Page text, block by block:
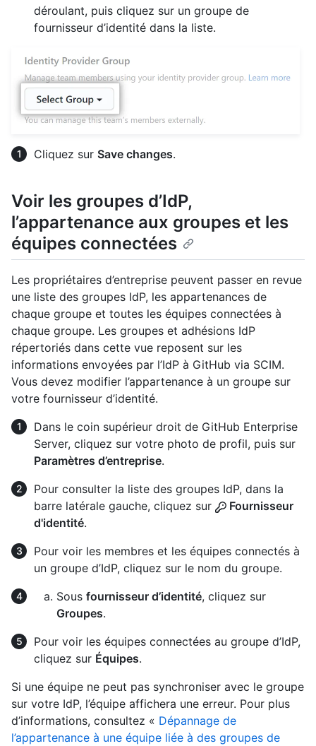
déroulant, puis cliquez sur un groupe de
fournisseur d’identité dans la liste.
Cliquez sur Save changes.
Voir les groupes d’IdP,
l’appartenance aux groupes et les
équipes connectées
Les propriétaires d’entreprise peuvent passer en revue
une liste des groupes IdP, les appartenances de
chaque groupe et toutes les équipes connectées à
chaque groupe. Les groupes et adhésions IdP
répertoriés dans cette vue reposent sur les
informations envoyées par l’IdP à GitHub via SCIM.
Vous devez modifier l’appartenance à un groupe sur
votre fournisseur d’identité.
Dans le coin supérieur droit de GitHub Enterprise
Server, cliquez sur votre photo de profil, puis sur
Paramètres d’entreprise.
Pour consulter la liste des groupes IdP, dans la
barre latérale gauche, cliquez sur
Fournisseur
d'identité.
Pour voir les membres et les équipes connectés à
un groupe d’IdP, cliquez sur le nom du groupe.
Sous fournisseur d’identité, cliquez sur
Groupes.
Pour voir les équipes connectées au groupe d’IdP,
cliquez sur Équipes.
Si une équipe ne peut pas synchroniser avec le groupe
sur votre IdP, l’équipe affichera une erreur. Pour plus
d’informations, consultez « Dépannage de
l’appartenance à une équipe liée à des groupes de